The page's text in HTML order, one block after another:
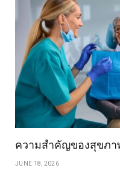
ความสำคัญของสุขภา
JUNE 18, 2026